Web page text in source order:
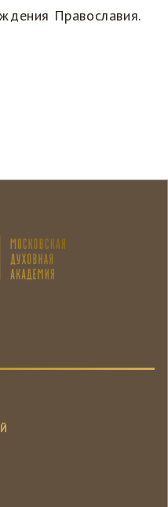
Православия.